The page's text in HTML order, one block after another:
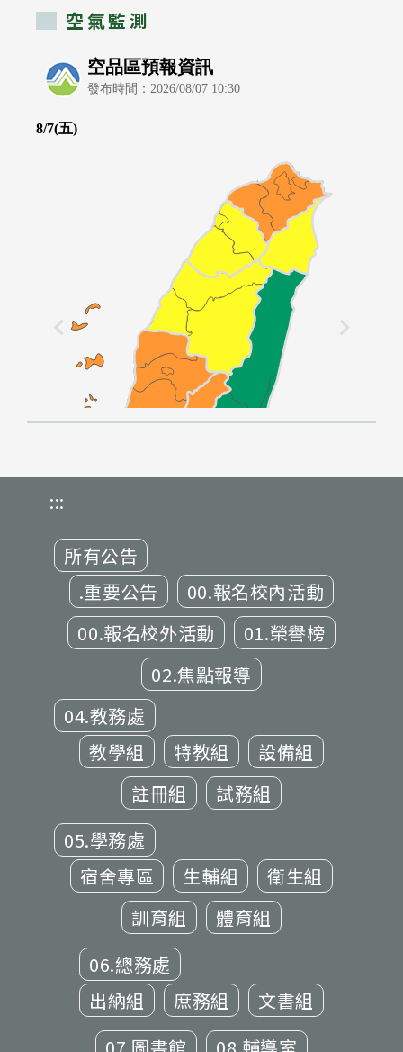
空氣監測
:::
所有公告
.重要公告
00.報名校內活動
00.報名校外活動
01.榮譽榜
02.焦點報導
04.教務處
教學組
特教組
設備組
註冊組
試務組
05.學務處
宿舍專區
生輔組
衛生組
訓育組
體育組
06.總務處
出納組
庶務組
文書組
07.圖書館
08.輔導室